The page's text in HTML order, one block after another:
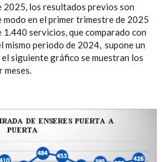
2025, los resultados previos son
modo en el primer trimestre de 2025
servicios, que comparado con
mismo periodo de 2024, supone un
el siguiente gráfico se muestran los
meses.